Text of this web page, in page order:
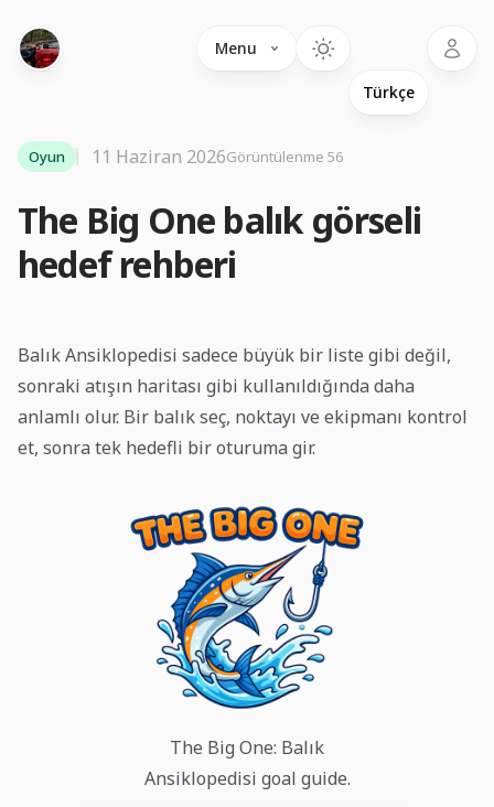
Menu
The Big One balık görseli
hedef rehberi
Oyun 11 Haziran 2026Görüntülenme 56
Balık Ansiklopedisi sadece büyük bir liste gibi değil,
sonraki atışın haritası gibi kullanıldığında daha
anlamlı olur. Bir balık seç, noktayı ve ekipmanı kontrol
et, sonra tek hedefli bir oturuma gir.
The Big One: Balık
Ansiklopedisi goal guide.